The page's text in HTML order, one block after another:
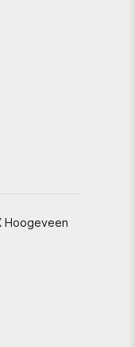
Hoogeveen